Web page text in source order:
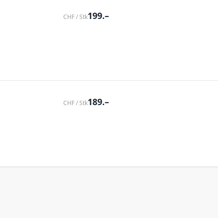
CHF / Stk199.–
CHF / Stk189.–